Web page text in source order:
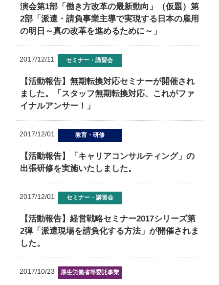
演会第1部「働き方改革の最新動向」（仮題）第
2部「派遣・請負事業主導で実現する日本の雇用
の明日～真の改革を進めるために～」
2017/12/11 セミナー・講習会
【活動報告】無期転換対応セミナーが開催され
ました。「スタッフ無期転換対応、これがファ
イナルアンサー！」
2017/12/01 教育・研修
【活動報告】「キャリアコンサルティング」の
出張研修を実施いたしました。
2017/12/01 セミナー・講習会
【活動報告】経営戦略セミナー2017シリーズ第
2弾「派遣現場を請負化する方法」が開催されま
した。
2017/10/23 厚生労働省等委託事業